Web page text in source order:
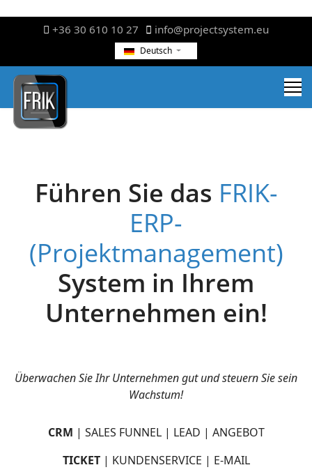
+36 30 610 10 27 info@projectsystem.eu
Deutsch
Führen Sie das FRIK-
ERP-
(Projektmanagement)
System in Ihrem
Unternehmen ein!
Überwachen Sie Ihr Unternehmen gut und steuern Sie sein
Wachstum!
CRM | SALES FUNNEL | LEAD | ANGEBOT
TICKET| KUNDENSERVICE | E-MAIL